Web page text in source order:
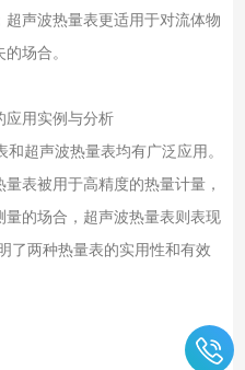
声波热量表更适用于对流体物
场合。
应用实例与分析
超声波热量表均有广泛应用。
表被用于高精度的热量计量，
的场合，超声波热量表则表现
了两种热量表的实用性和有效